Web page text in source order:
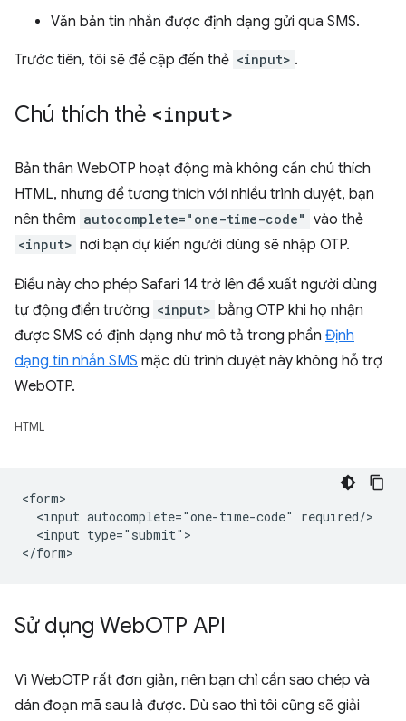
Văn bản tin nhắn được định dạng gửi qua SMS.
Trước tiên, tôi sẽ đề cập đến thẻ <input> .
Chú thích thẻ <input>
Bản thân WebOTP hoạt động mà không cần chú thích
HTML, nhưng để tương thích với nhiều trình duyệt, bạn
nên thêm autocomplete="one-time-code" vào thẻ
<input> nơi bạn dự kiến người dùng sẽ nhập OTP.
Điều này cho phép Safari 14 trở lên đề xuất người dùng
tự động điền trường <input> bằng OTP khi họ nhận
được SMS có định dạng như mô tả trong phần Định
dạng tin nhắn SMS mặc dù trình duyệt này không hỗ trợ
WebOTP.
HTML
<form>
  <input autocomplete="one-time-code" required/>
  <input type="submit">
Sử dụng WebOTP API
Vì WebOTP rất đơn giản, nên bạn chỉ cần sao chép và
dán đoạn mã sau là được. Dù sao thì tôi cũng sẽ giải